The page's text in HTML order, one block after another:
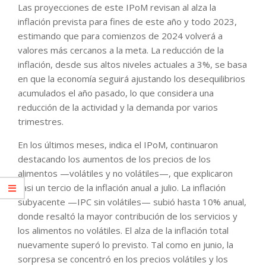
Las proyecciones de este IPoM revisan al alza la
inflación prevista para fines de este año y todo 2023,
estimando que para comienzos de 2024 volverá a
valores más cercanos a la meta. La reducción de la
inflación, desde sus altos niveles actuales a 3%, se basa
en que la economía seguirá ajustando los desequilibrios
acumulados el año pasado, lo que considera una
reducción de la actividad y la demanda por varios
trimestres.
En los últimos meses, indica el IPoM, continuaron
destacando los aumentos de los precios de los
alimentos —volátiles y no volátiles—, que explicaron
casi un tercio de la inflación anual a julio. La inflación
subyacente —IPC sin volátiles— subió hasta 10% anual,
donde resaltó la mayor contribución de los servicios y
los alimentos no volátiles. El alza de la inflación total
nuevamente superó lo previsto. Tal como en junio, la
sorpresa se concentró en los precios volátiles y los